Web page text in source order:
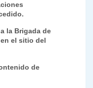
la Brigada de
el sitio del
de